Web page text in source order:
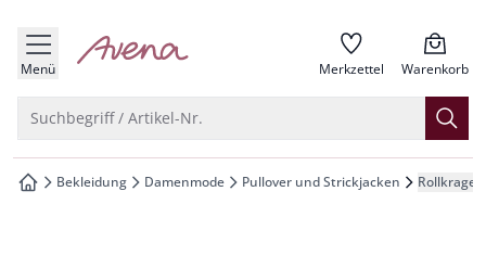
springen
springen
springen
springen
Menü zur Startseite Merkzettel Warenkorb
Suchbegriff / Artikel-Nr.
zur Startseite
Bekleidung Damenmode Pullover und Strickjacken